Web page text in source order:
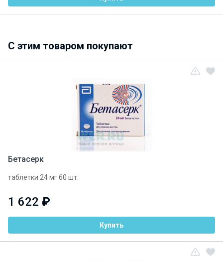
C этим товаром покупают
Бетасерк
таблетки 24 мг 60 шт.
1 622 ₽
Купить